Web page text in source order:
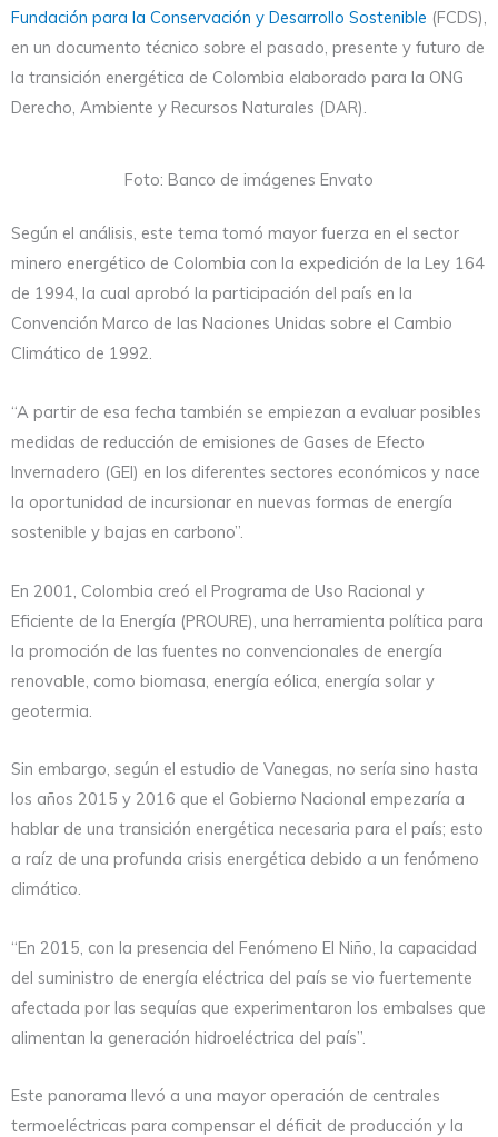
Fundación para la Conservación y Desarrollo Sostenible (FCDS),
en un documento técnico sobre el pasado, presente y futuro de
la transición energética de Colombia elaborado para la ONG
Derecho, Ambiente y Recursos Naturales (DAR).
Foto: Banco de imágenes Envato
Según el análisis, este tema tomó mayor fuerza en el sector
minero energético de Colombia con la expedición de la Ley 164
de 1994, la cual aprobó la participación del país en la
Convención Marco de las Naciones Unidas sobre el Cambio
Climático de 1992.
“A partir de esa fecha también se empiezan a evaluar posibles
medidas de reducción de emisiones de Gases de Efecto
Invernadero (GEI) en los diferentes sectores económicos y nace
la oportunidad de incursionar en nuevas formas de energía
sostenible y bajas en carbono”.
En 2001, Colombia creó el Programa de Uso Racional y
Eficiente de la Energía (PROURE), una herramienta política para
la promoción de las fuentes no convencionales de energía
renovable, como biomasa, energía eólica, energía solar y
geotermia.
Sin embargo, según el estudio de Vanegas, no sería sino hasta
los años 2015 y 2016 que el Gobierno Nacional empezaría a
hablar de una transición energética necesaria para el país; esto
a raíz de una profunda crisis energética debido a un fenómeno
climático.
“En 2015, con la presencia del Fenómeno El Niño, la capacidad
del suministro de energía eléctrica del país se vio fuertemente
afectada por las sequías que experimentaron los embalses que
alimentan la generación hidroeléctrica del país”.
Este panorama llevó a una mayor operación de centrales
termoeléctricas para compensar el déficit de producción y la